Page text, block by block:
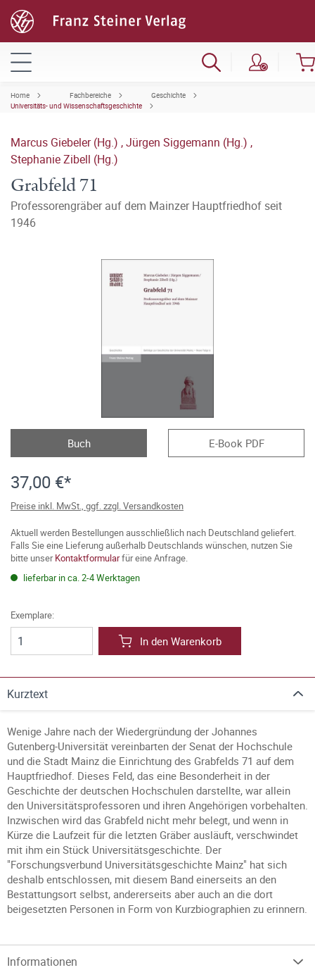
Home Fachbereiche
Geschichte
Universitäts- und Wissenschaftsgeschichte
Marcus Giebeler (Hg.) ,Jürgen Siggemann (Hg.) ,
Stephanie Zibell (Hg.)
Grabfeld 71
Professorengräber auf dem Mainzer Hauptfriedhof seit
1946
Buch E-Book PDF
37,00 €*
Preise inkl. MwSt., ggf. zzgl. Versandkosten
Aktuell werden Bestellungen ausschließlich nach Deutschland geliefert.
Falls Sie eine Lieferung außerhalb Deutschlands wünschen, nutzen Sie
bitte unserKontaktformularfür eine Anfrage.
lieferbar in ca. 2-4 Werktagen
Exemplare:
In den Warenkorb
Kurztext
Wenige Jahre nach der Wiedergründung der Johannes
Gutenberg-Universität vereinbarten der Senat der Hochschule
und die Stadt Mainz die Einrichtung des Grabfelds 71 auf dem
Hauptfriedhof. Dieses Feld, das eine Besonderheit in der
Geschichte der deutschen Hochschulen darstellte, war allein
den Universitätsprofessoren und ihren Angehörigen vorbehalten.
Inzwischen wird das Grabfeld nicht mehr belegt, und wenn in
Kürze die Laufzeit für die letzten Gräber ausläuft, verschwindet
mit ihm ein Stück Universitätsgeschichte. Der
"Forschungsverbund Universitätsgeschichte Mainz" hat sich
deshalb entschlossen, mit diesem Band einerseits an den
Bestattungsort selbst, andererseits aber auch an die dort
beigesetzten Personen in Form von Kurzbiographien zu erinnern.
Informationen